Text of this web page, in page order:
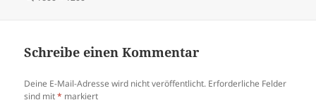
Schreibe einen Kommentar
Deine E-Mail-Adresse wird nicht veröffentlicht. Erforderliche Felder
sind mit* markiert